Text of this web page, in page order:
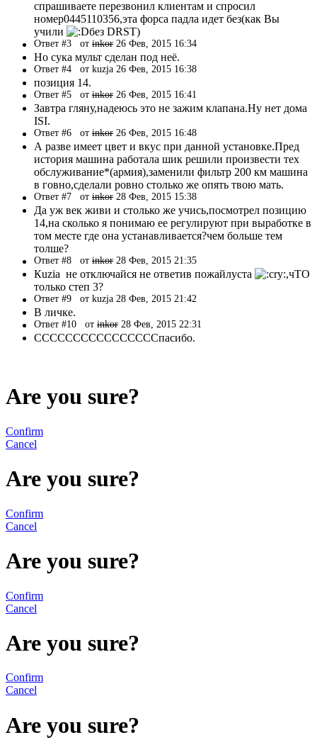
спрашиваете перезвонил клиентам и спросил
номер0445110356,эта форса падла идет без(как Вы
учили
без DRST)
Ответ #3 от inkor 26 Фев, 2015 16:34
Но сука мульт сделан под неё.
Ответ #4 от kuzja 26 Фев, 2015 16:38
позиция 14.
Ответ #5 от inkor 26 Фев, 2015 16:41
Завтра гляну,надеюсь это не зажим клапана.Ну нет дома
ISI.
Ответ #6 от inkor 26 Фев, 2015 16:48
А разве имеет цвет и вкус при данной установке.Пред
история машина работала шик решили произвести тех
обслуживание*(армия),заменили фильтр 200 км машина
в говно,сделали ровно столько же опять твою мать.
Ответ #7 от inkor 28 Фев, 2015 15:38
Да уж век живи и столько же учись,посмотрел позицию
14,на сколько я понимаю ее регулируют при выработке в
том месте где она устанавливается?чем больше тем
толше?
Ответ #8 от inkor 28 Фев, 2015 21:35
Кuzia не отключайся не ответив пожайлуста
,чТО
только степ 3?
Ответ #9 от kuzja 28 Фев, 2015 21:42
В личке.
Ответ #10 от inkor 28 Фев, 2015 22:31
ССССССССССССССССпасибо.
Are you sure?
Confirm
Cancel
Are you sure?
Confirm
Cancel
Are you sure?
Confirm
Cancel
Are you sure?
Confirm
Cancel
Are you sure?